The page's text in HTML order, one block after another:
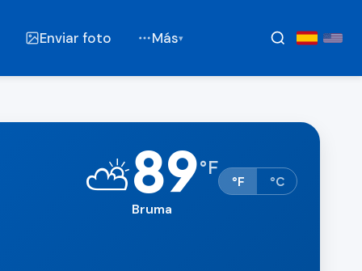
Enviar foto Más▾
⛅89°F
Bruma
°F °C